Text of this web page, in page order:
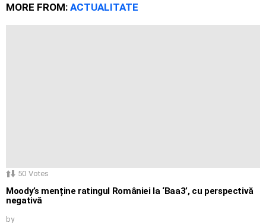
MORE FROM: ACTUALITATE
50 Votes
Moody’s menține ratingul României la ‘Baa3’, cu perspectivă
negativă
by